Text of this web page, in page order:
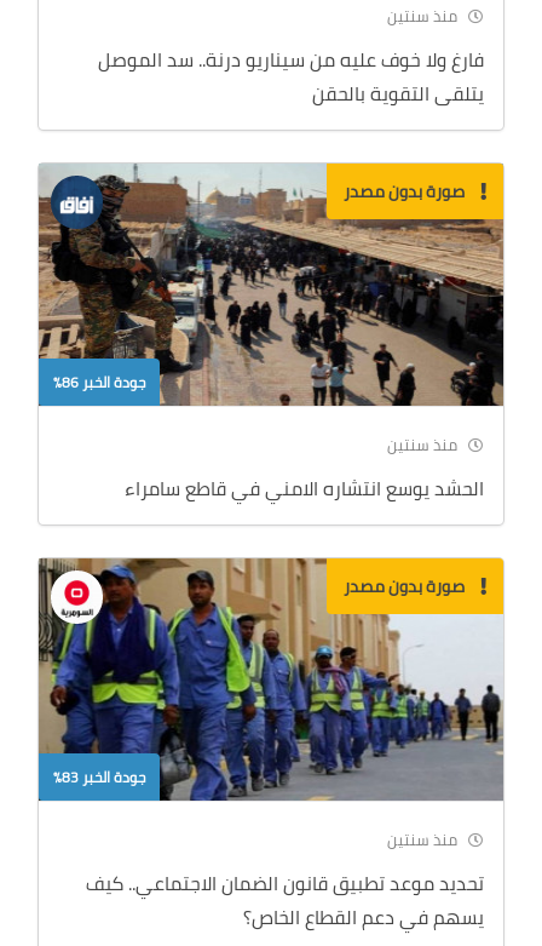
منذ سنتين
فارغ ولا خوف عليه من سيناريو درنة.. سد الموصل
يتلقى التقوية بالحقن
صورة بدون مصدر
جودة الخبر 86%
منذ سنتين
الحشد يوسع انتشاره الامني في قاطع سامراء
صورة بدون مصدر
جودة الخبر 83%
منذ سنتين
تحديد موعد تطبيق قانون الضمان الاجتماعي.. كيف
يسهم في دعم القطاع الخاص؟